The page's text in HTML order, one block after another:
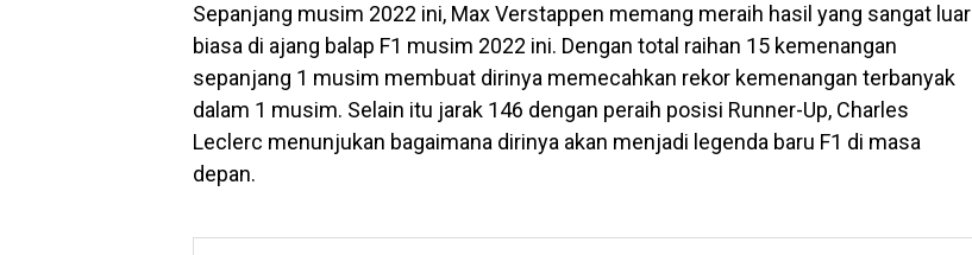
Sepanjang musim 2022 ini, Max Verstappen memang meraih hasil yang sangat luar
biasa di ajang balap F1 musim 2022 ini. Dengan total raihan 15 kemenangan
sepanjang 1 musim membuat dirinya memecahkan rekor kemenangan terbanyak
dalam 1 musim. Selain itu jarak 146 dengan peraih posisi Runner-Up, Charles
Leclerc menunjukan bagaimana dirinya akan menjadi legenda baru F1 di masa
depan.